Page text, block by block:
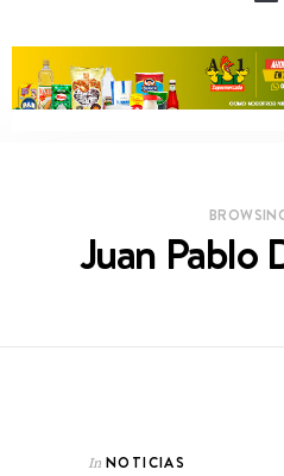
Juan Pablo
In NOTICIAS